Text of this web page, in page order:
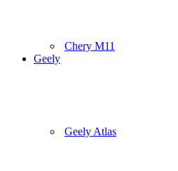
Chery M11
Geely
Geely Atlas